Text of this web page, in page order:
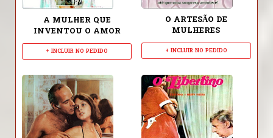
A MULHER QUE
INVENTOU O AMOR
+ INCLUIR NO PEDIDO
O ARTESÃO DE
MULHERES
+ INCLUIR NO PEDIDO